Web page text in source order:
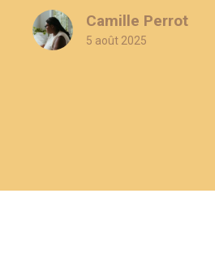
Camille Perrot
5 août 2025